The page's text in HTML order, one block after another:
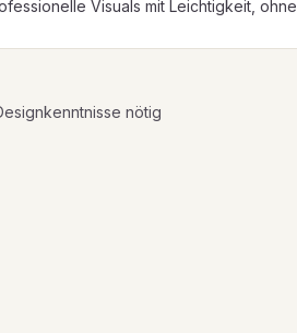
Visuals mit Leichtigkeit, ohne
nötig